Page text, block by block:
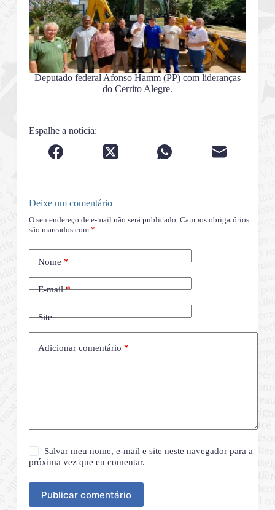
Deputado federal Afonso Hamm (PP) com lideranças
do Cerrito Alegre.
Espalhe a notícia:
Deixe um comentário
O seu endereço de e-mail não será publicado. Campos obrigatórios
são marcados com *
Nome*
E-mail*
Site
Adicionar comentário *
Salvar meu nome, e-mail e site neste navegador para a
próxima vez que eu comentar.
Publicar comentário